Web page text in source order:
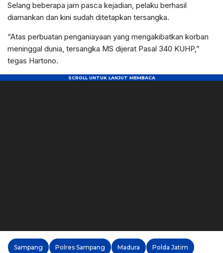
Selang beberapa jam pasca kejadian, pelaku berhasil
diamankan dan kini sudah ditetapkan tersangka.
“Atas perbuatan penganiayaan yang mengakibatkan korban
meninggal dunia, tersangka MS dijerat Pasal 340 KUHP,”
tegas Hartono.
Sampang Polres Sampang Madura Polda Jatim